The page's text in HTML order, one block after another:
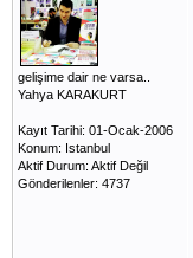
gelişime dair ne varsa..
Yahya KARAKURT
Kayıt Tarihi: 01-Ocak-2006
Konum: Istanbul
Aktif Durum: Aktif Değil
Gönderilenler: 4737